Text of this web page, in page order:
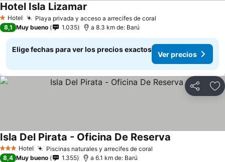
1 Estrellas
Hotel Playa privada y acceso a arrecifes de coral
Hotel Isla Lizamar
8,1 Muy bueno 1.035 a 8.3 km de: Barú
Elige fechas para ver los precios exactos
Ver precios
Compartir
3 Estrellas
Hotel Piscinas naturales y arrecifes de coral
Isla Del Pirata - Oficina De Reserva
8,4 Muy bueno 1.355 a 6.1 km de: Barú